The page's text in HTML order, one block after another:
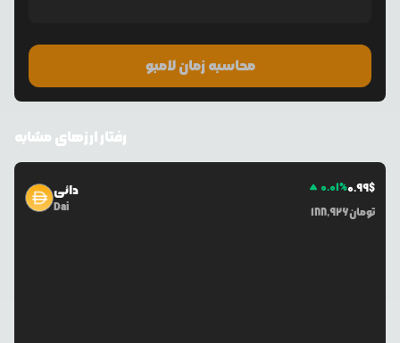
محاسبه زمان لامبو
رفتار ارزهای مشابه
دائی
Dai
0.01%0.99$
188,926تومان